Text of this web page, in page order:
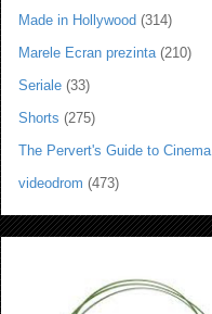
Made in Hollywood (314)
Marele Ecran prezinta (210)
Seriale (33)
Shorts (275)
The Pervert's Guide to Cinema
videodrom (473)